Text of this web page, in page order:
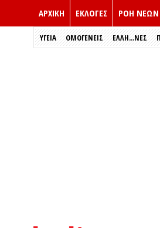
ΑΡΧΙΚΗ ΕΚΛΟΓΈΣ ΡΟΗ ΝΕΩΝ
ΥΓΕΙΑ ΟΜΟΓΕΝΕΙΣ ΈΛΛΗ...ΝΕΣ